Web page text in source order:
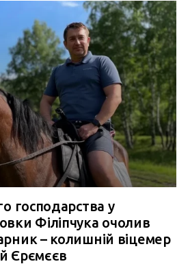
господарства у
Філіпчука очолив
– колишній віцемер
Єрємєєв